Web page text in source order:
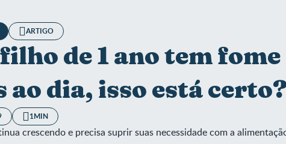
ARTIGO
de 1 ano tem
ao dia, isso está
1MIN
crescendo e precisa suprir suas necessidade com a